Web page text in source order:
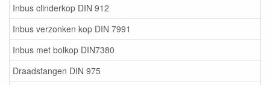
Inbus clinderkop DIN 912
Inbus verzonken kop DIN 7991
Inbus met bolkop DIN7380
Draadstangen DIN 975